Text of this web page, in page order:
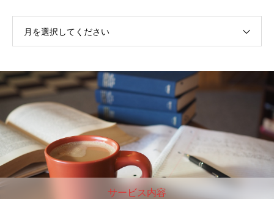
月を選択してください
サービス内容